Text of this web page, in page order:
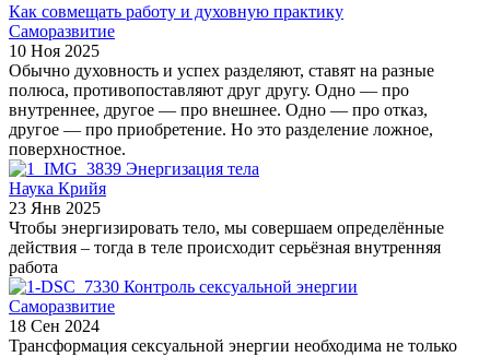
Как совмещать работу и духовную практику
Саморазвитие
10 Ноя 2025
Обычно духовность и успех разделяют, ставят на разные
полюса, противопоставляют друг другу. Одно — про
внутреннее, другое — про внешнее. Одно — про отказ,
другое — про приобретение. Но это разделение ложное,
поверхностное.
Энергизация тела
Наука Крийя
23 Янв 2025
Чтобы энергизировать тело, мы совершаем определённые
действия – тогда в теле происходит серьёзная внутренняя
работа
Контроль сексуальной энергии
Саморазвитие
18 Сен 2024
Трансформация сексуальной энергии необходима не только